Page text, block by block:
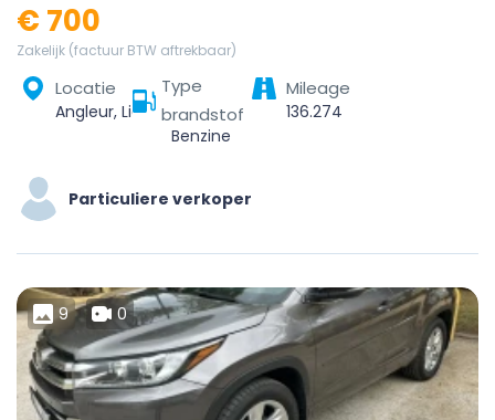
€ 700
Zakelijk (factuur BTW aftrekbaar)
Locatie
Angleur, Liège, Wallonie, 4000, Belgique
Type
brandstof
Benzine
Mileage
136.274
Particuliere verkoper
9 0